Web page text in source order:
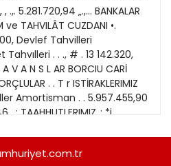
.,. 5.281.720,94 „.,... BANKALAR
ve TAHVILÂT CUZDANI •.
Devlef Tahvilleri
. . ., # . 13 142.320,
V A N S L AR BORCIU CARİ
. . T r ISTİRAKLERIMIZ
Amortisman . . 5.957.455,90
TAAHHUTLERIMIZ.,; *i . .
02 08 40 63 Tasorruf
• •* 200 806.955,18 Tıcorî